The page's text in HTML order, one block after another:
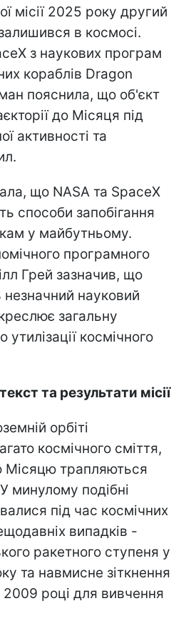
місії 2025 року другий
в космосі.
з наукових програм
кораблів Dragon
пояснила, що об'єкт
до Місяця під
активності та
що NASA та SpaceX
способи запобігання
у майбутньому.
програмного
Грей зазначив, що
незначний науковий
загальну
космічного
та результати місії
орбіті
космічного сміття,
Місяцю трапляються
минулому подібні
під час космічних
випадків -
ракетного ступеня у
та навмисне зіткнення
2009 році для вивчення